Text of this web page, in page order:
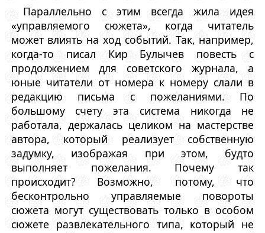
Параллельно с этим всегда жила идея
«управляемого сюжета», когда читатель
может влиять на ход событий. Так, например,
когда-то писал Кир Булычев повесть с
продолжением для советского журнала, а
юные читатели от номера к номеру слали в
редакцию письма с пожеланиями. По
большому счету эта система никогда не
работала, держалась целиком на мастерстве
автора, который реализует собственную
задумку, изображая при этом, будто
выполняет пожелания. Почему так
происходит? Возможно, потому, что
бесконтрольно управляемые повороты
сюжета могут существовать только в особом
сюжете развлекательного типа, который не